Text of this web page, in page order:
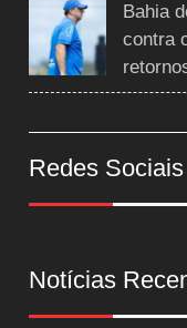
Bahia
contra
Redes Sociais
Notícias